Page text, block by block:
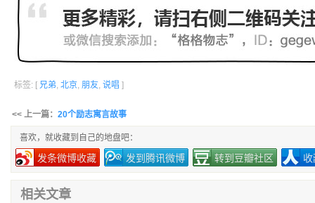
标签: [ 兄弟, 北京, 朋友, 说唱 ]
<< 上一篇： 20个励志寓言故事
喜欢，就收藏到自己的地盘吧：
发条微博收藏 发到腾讯微博 转到豆瓣社区
相关文章